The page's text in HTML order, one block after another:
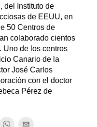
del Instituto de
de EEUU, en
50 Centros de
colaborado cientos
Uno de los centros
Canario de la
José Carlos
con el doctor
Pérez de